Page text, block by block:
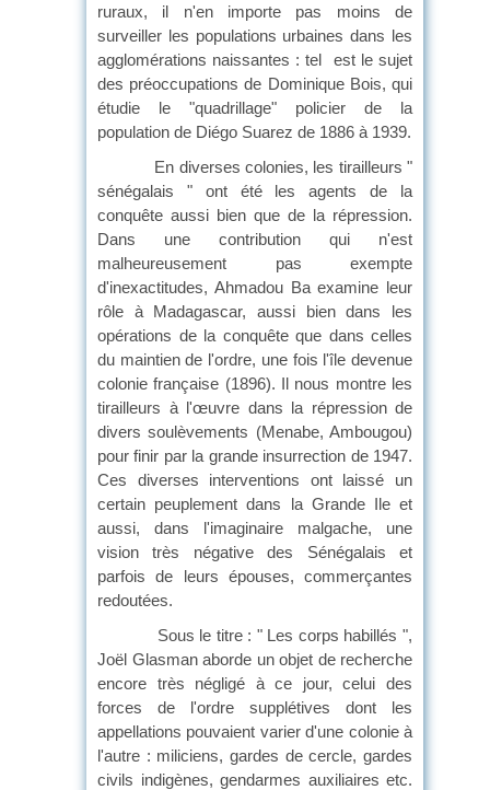
ruraux, il n'en importe pas moins de
surveiller les populations urbaines dans les
agglomérations naissantes : tel est le sujet
des préoccupations de Dominique Bois, qui
étudie le "quadrillage" policier de la
population de Diégo Suarez de 1886 à 1939.
En diverses colonies, les tirailleurs "
sénégalais " ont été les agents de la
conquête aussi bien que de la répression.
Dans une contribution qui n'est
malheureusement pas exempte
d'inexactitudes, Ahmadou Ba examine leur
rôle à Madagascar, aussi bien dans les
opérations de la conquête que dans celles
du maintien de l'ordre, une fois l'île devenue
colonie française (1896). Il nous montre les
tirailleurs à l'œuvre dans la répression de
divers soulèvements (Menabe, Ambougou)
pour finir par la grande insurrection de 1947.
Ces diverses interventions ont laissé un
certain peuplement dans la Grande Ile et
aussi, dans l'imaginaire malgache, une
vision très négative des Sénégalais et
parfois de leurs épouses, commerçantes
redoutées.
Sous le titre : " Les corps habillés ",
Joël Glasman aborde un objet de recherche
encore très négligé à ce jour, celui des
forces de l'ordre supplétives dont les
appellations pouvaient varier d'une colonie à
l'autre : miliciens, gardes de cercle, gardes
civils indigènes, gendarmes auxiliaires etc.